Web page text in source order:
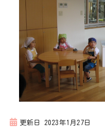
更新日 2023年1月27日